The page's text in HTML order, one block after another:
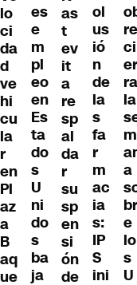
lo
ci
da
d
ve
hi
cu
la
r
en
Pl
az
a
B
aq
ue
es
e
m
pl
eo
en
Es
ta
do
s
U
ni
do
s
ba
ja
as
t
ev
it
a
re
sp
al
da
r
su
sp
en
si
ón
de
ol
us
ió
n
de
la
s
fa
r
m
ac
ia
s:
IP
S
ini
re
ci
er
ra
la
m
a
br
e
lo
s
U